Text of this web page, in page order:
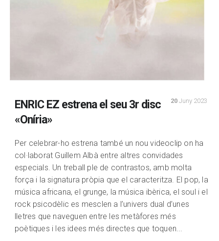
20 Juny 2023
ENRIC EZ estrena el seu 3r disc
«Oníria»
Per celebrar-ho estrena també un nou videoclip on ha
col·laborat Guillem Albà entre altres convidades
especials. Un treball ple de contrastos, amb molta
força i la signatura pròpia que el caracteritza. El pop, la
música africana, el grunge, la música ibèrica, el soul i el
rock psicodèlic es mesclen a l’univers dual d’unes
lletres que naveguen entre les metàfores més
poètiques i les idees més directes que toquen...